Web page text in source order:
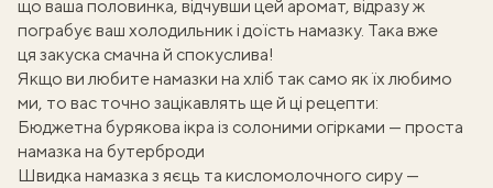
що ваша половинка, відчувши цей аромат, відразу ж
пограбує ваш холодильник і доїсть намазку. Така вже
ця закуска смачна й спокуслива!
Якщо ви любите намазки на хліб так само як їх любимо
ми, то вас точно зацікавлять ще й ці рецепти:
Бюджетна бурякова ікра із солоними огірками — проста
намазка на бутерброди
Швидка намазка з яєць та кисломолочного сиру —